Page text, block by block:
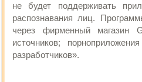
не будет поддерживать
распознавания лиц.
через фирменный магазин
источников;
разработчиков».